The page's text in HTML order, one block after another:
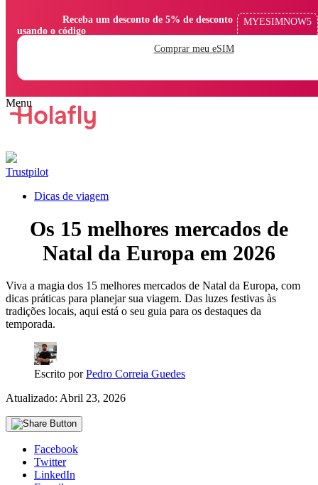
usando o código
MYESIMNOW5
Comprar meu eSIM
Trustpilot
Dicas de viagem
Os 15 melhores mercados de
Natal da Europa em 2026
Viva a magia dos 15 melhores mercados de Natal da Europa, com
dicas práticas para planejar sua viagem. Das luzes festivas às
tradições locais, aqui está o seu guia para os destaques da
temporada.
Escrito porPedro Correia Guedes
Atualizado: Abril 23, 2026
Facebook
Twitter
LinkedIn